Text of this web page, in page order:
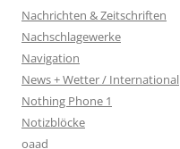
Nachrichten & Zeitschriften
Nachschlagewerke
Navigation
News + Wetter / International
Nothing Phone 1
Notizblöcke
oaad